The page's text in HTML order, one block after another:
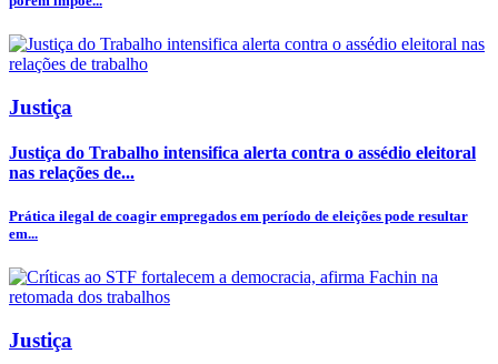
Justiça
Justiça do Trabalho intensifica alerta contra o assédio eleitoral
nas relações de...
Prática ilegal de coagir empregados em período de eleições pode resultar
em...
Justiça